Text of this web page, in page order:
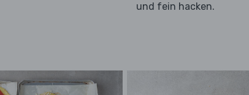
und fein hacken.